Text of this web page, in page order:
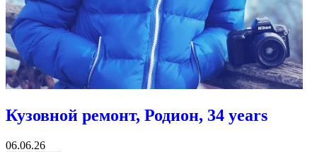
Кузовной ремонт, Родион, 34 years
06.06.26